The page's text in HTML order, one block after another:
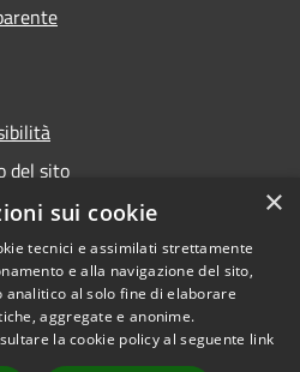
del sito
Copyright © 2026 • Comune di
Viano • Powered by
Municipium•Accesso
×
sui cookie
tecnici e assimilati strettamente
e alla navigazione del sito,
analitico al solo fine di elaborare
aggregate e anonime.
la cookie policy al seguente link